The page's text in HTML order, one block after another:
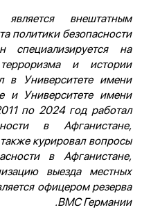
внештатным
политики безопасности
на
и истории
в Университете имени
и Университете имени
по 2024 год работал
в Афганистане,
курировал вопросы
в Афганистане,
выезда местных
офицером резерва
ВМС Германии.